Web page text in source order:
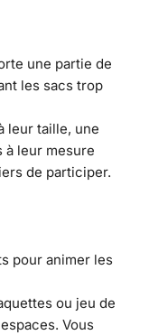
une partie de
les sacs trop
leur taille, une
à leur mesure
de participer.
pour animer les
ou jeu de
Vous